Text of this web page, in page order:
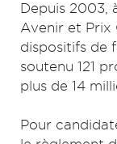
Depuis 2003,
Avenir et Prix
dispositifs de
soutenu 121
plus de 14
Pour